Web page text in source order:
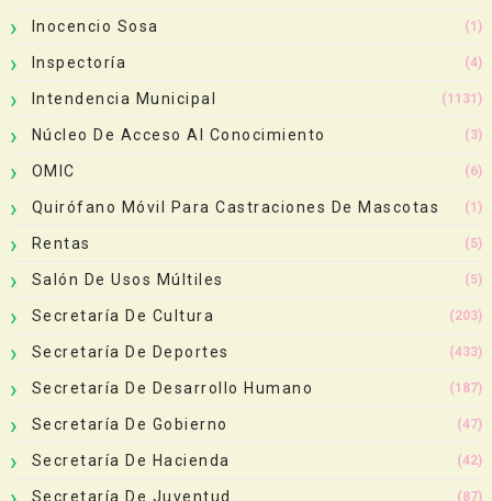
Inocencio Sosa (1)
Inspectoría (4)
Intendencia Municipal (1131)
Núcleo De Acceso Al Conocimiento (3)
OMIC (6)
Quirófano Móvil Para Castraciones De Mascotas (1)
Rentas (5)
Salón De Usos Múltiles (5)
Secretaría De Cultura (203)
Secretaría De Deportes (433)
Secretaría De Desarrollo Humano (187)
Secretaría De Gobierno (47)
Secretaría De Hacienda (42)
Secretaría De Juventud (87)